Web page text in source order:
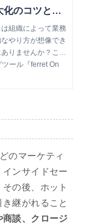
化のコツとは
マーケティ
One』
組織によって業務
やり方が想像でき
りませんか？この
セールスの導入方
コツを解説しま
ール『ferret On
のマーケティ
ンサイドセー
の後、ホット
継がれること
商談、クロージ